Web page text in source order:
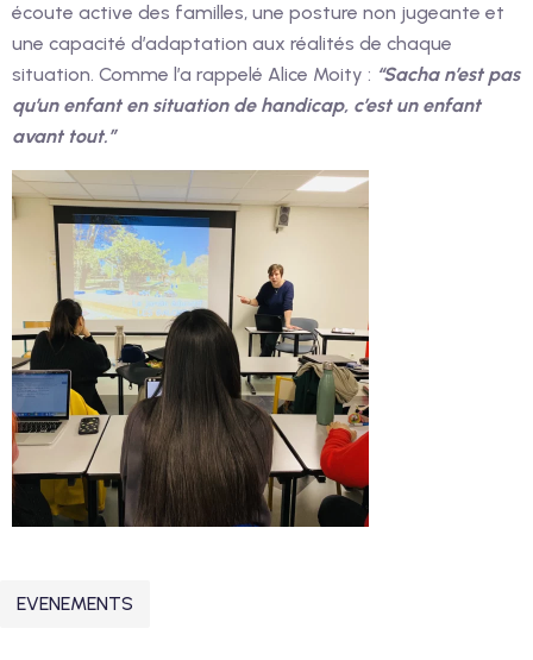
écoute active des familles, une posture non jugeante et
une capacité d’adaptation aux réalités de chaque
situation. Comme l’a rappelé Alice Moity : “Sacha n’est pas
qu’un enfant en situation de handicap, c’est un enfant
avant tout.”
EVENEMENTS